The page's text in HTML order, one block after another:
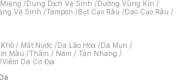
/Dung Dịch Vệ Sinh /Dưỡng Vùng Kín /
Vệ Sinh /Tampon /Bọt Cạo Râu /Dao Cạo Râu /
/ Mất Nước /Da Lão Hóa /Da Mụn /
Màu /Thâm / Nám / Tàn Nhang /
/Viêm Da Cơ Địa